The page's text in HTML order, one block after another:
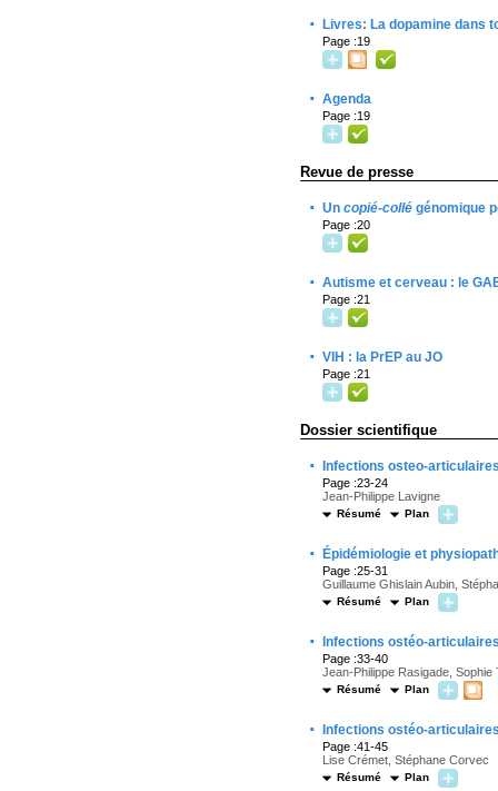
· Livres: La dopamine dans
Page :19
· Agenda
Page :19
Revue de presse
· Un copié-collé génomique
Page :20
· Autisme et cerveau : le
Page :21
· VIH : la PrEP au JO
Page :21
Dossier scientifique
· Infections osteo-
Page :23-24
Jean-Philippe Lavigne
Résumé Plan
· Épidémiologie et
Page :25-31
Guillaume Ghislain Aubin,
Résumé Plan
· Infections ostéo-
Page :33-40
Jean-Philippe Rasigade,
Résumé Plan
· Infections ostéo-
Page :41-45
Lise Crémet, Stéphane Corvec
Résumé Plan